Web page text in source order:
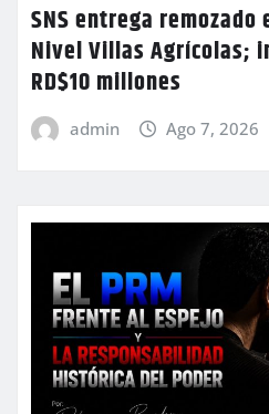
SNS entrega
Nivel Villas Agrícolas;
RD$10 millones
admin Ago 7, 2026